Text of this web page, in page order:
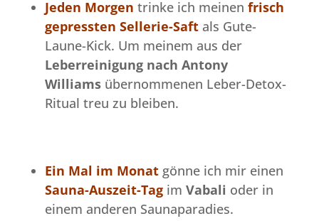
Jeden Morgen trinke ich meinen frisch
gepressten Sellerie-Saftals Gute-
Laune-Kick. Um meinem aus der
Leberreinigung nach Antony
Williams übernommenen Leber-Detox-
Ritual treu zu bleiben.
Ein Mal im Monatgönne ich mir einen
Sauna-Auszeit-Tagim Vabali oder in
einem anderen Saunaparadies.